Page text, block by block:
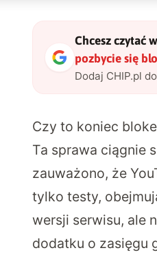
Chcesz czytać
pozbycie się
Dodaj CHIP.pl
Czy to koniec
Ta sprawa ciągnie
zauważono, że
tylko testy,
wersji serwisu, ale
dodatku o zasięgu